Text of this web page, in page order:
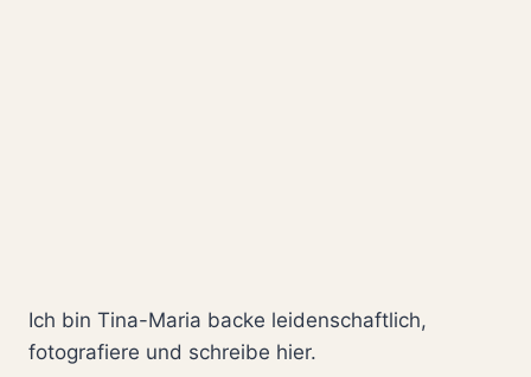
Ich bin Tina-Maria backe leidenschaftlich,
fotografiere und schreibe hier.